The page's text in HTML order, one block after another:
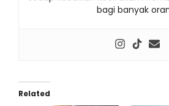
bagi banyak
Related